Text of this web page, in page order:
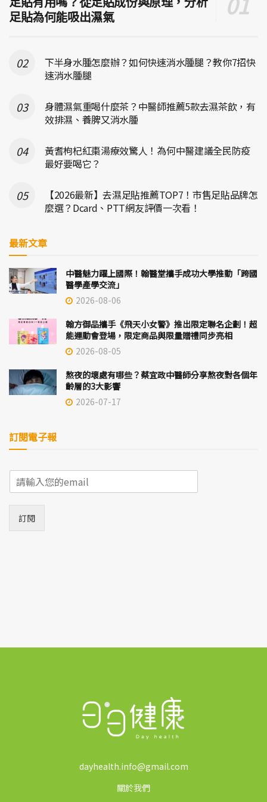
足貼為何能吸出濕氣
下半身水腫怎麼辦？如何快速消水腫腿？教你7招快
速消水腫腿
身體濕氣重喝什麼茶？中醫師推薦5款去濕茶飲，有
效排濕、養脾又消水腫
黃耆枸杞紅棗湯療效驚人！為何中醫建議全民防疫
最好要喝它？
【2026最新】去濕足貼推薦TOP7！市售足貼品牌怎
麼選？Dcard、PTT網友評價一次看！
最新文章
中醫魅力躍上國際！翰醫堂攜手成功大學推動「跨國
醫學產學交流」
2026-08-06
翰方御品攜手《飛天小女警》推出限定聯名企劃！超
能運動會登場，限定商品與限量贈禮同步亮相
2026-08-05
熬夜的壞處有哪些？蔡宜政中醫師分享熬夜對各個年
齡層的3大影響
2026-07-17
訂閱電子報
E
m
*
訂閱
dayhealth.info@gmail.com
關於我們